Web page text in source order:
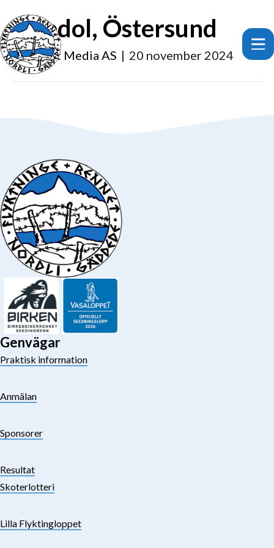
Swedol, Östersund
AvSmart Media AS | 20 november 2024
Genvägar
Praktisk information
Anmälan
Sponsorer
Resultat
Skoterlotteri
Lilla Flyktingloppet